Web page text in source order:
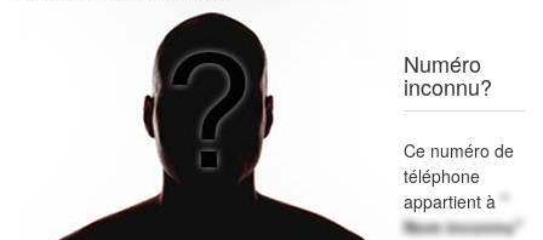
Numéro
inconnu?
Ce numéro de
téléphone
appartient à "
Nom inconnu"